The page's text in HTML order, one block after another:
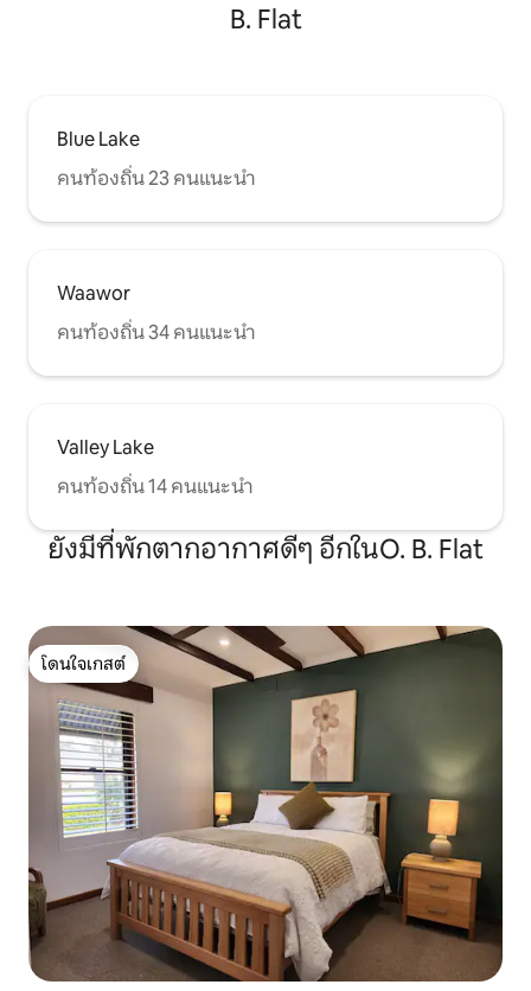
B. Flat
Blue Lake
คนท้องถิ่น 23 คนแนะนำ
Waawor
คนท้องถิ่น 34 คนแนะนำ
Valley Lake
คนท้องถิ่น 14 คนแนะนำ
ยังมีที่พักตากอากาศดีๆ อีกในO. B. Flat
โดนใจเกสต์
โดนใจเกสต์